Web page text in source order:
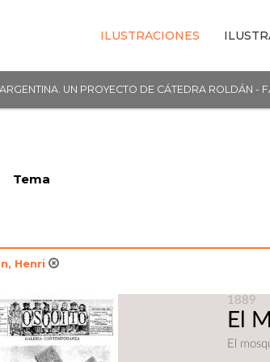
ILUSTRACIONES
UN PROYECTO DE CÁTEDRA ROLDÁN -
Tema
Henri
1889
El
El